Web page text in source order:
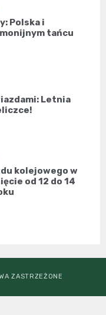
Polska i
tańcu
Letnia
kolejowego w
od 12 do 14
ZASTRZEŻONE